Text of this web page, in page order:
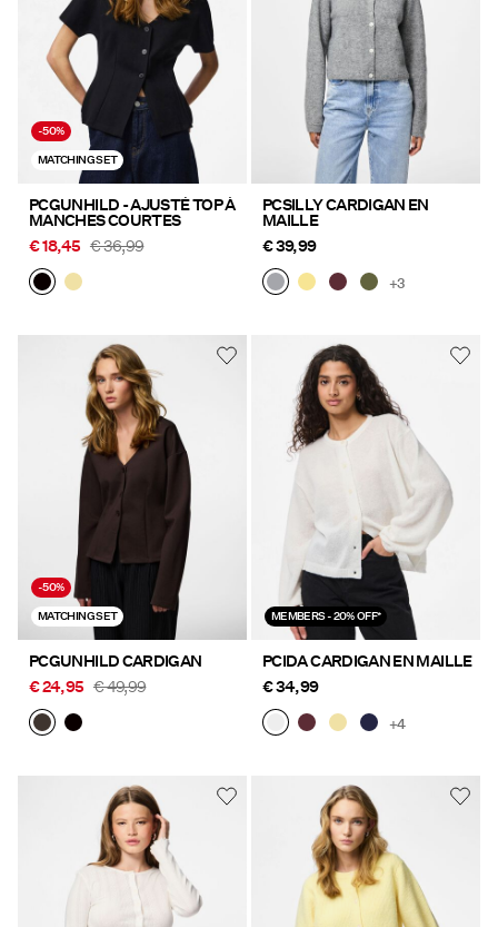
Offres
PIECES® EXTRA
in
Any
questions?
-50%
MATCHING SET
PCGUNHILD - AJUSTÉ TOP À
MANCHES COURTES
€ 18,45 € 36,99
PCSILLY CARDIGAN EN
MAILLE
€ 39,99
+3
-50%
MATCHING SET
PCGUNHILD CARDIGAN
€ 24,95 € 49,99
MEMBERS - 20% OFF*
PCIDA CARDIGAN EN MAILLE
€ 34,99
+4